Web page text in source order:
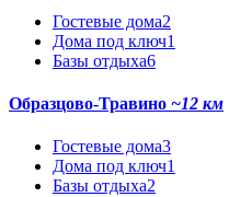
Гостевые дома2
Дома под ключ1
Базы отдыха6
Образцово-Травино ~12 км
Гостевые дома3
Дома под ключ1
Базы отдыха2